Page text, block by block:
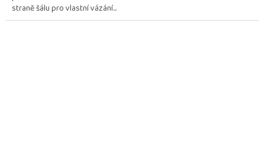
straně šálu pro vlastní vázání...